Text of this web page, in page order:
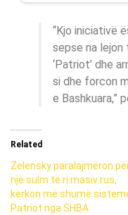
“Kjo iniciativë
sepse na
‘Patriot’ dhe
si dhe forcon
e Bashkuara,”
Related
Zelensky paralajmëron
një sulm të ri masiv rus,
kërkon më shumë
Patriot nga SHBA